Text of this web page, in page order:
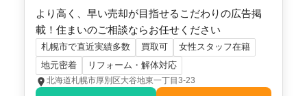
状態:更地 土地面積:265㎡
2,000万円
北海道札幌市北区北二十六条西十三丁目
より高く、早い売却が目指せるこだわりの広告掲
載！住まいのご相談ならお任せください
札幌市で直近実績多数 買取可
女性スタッフ在籍
地元密着
リフォーム・解体対応
北海道札幌市厚別区大谷地東一丁目3-23